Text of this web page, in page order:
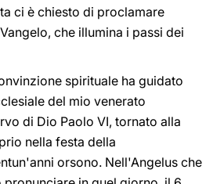
ci è chiesto di proclamare
che illumina i passi dei
spirituale ha guidato
del mio venerato
di Dio Paolo VI, tornato alla
nella festa della
orsono. Nell'Angelus che